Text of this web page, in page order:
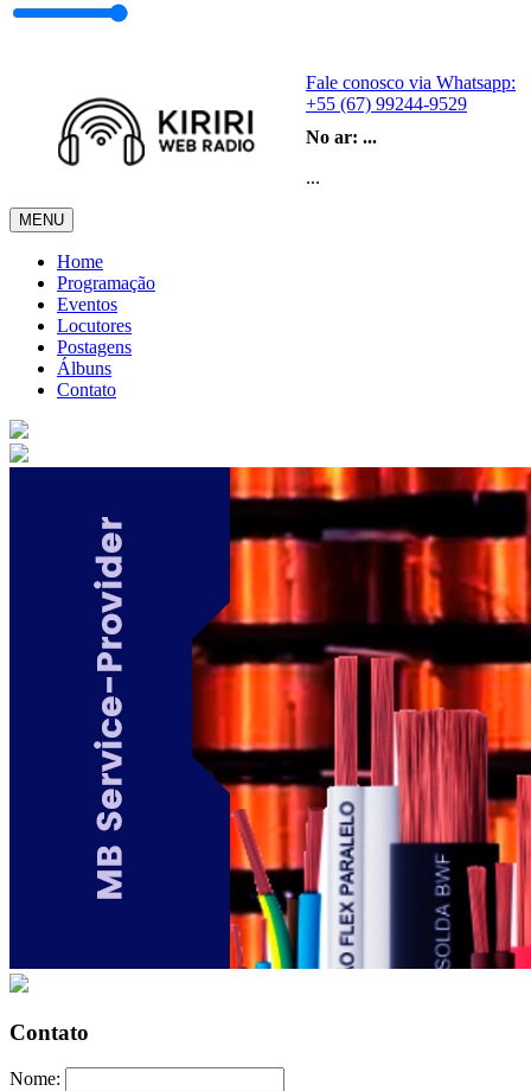
Fale conosco via Whatsapp:
+55 (67) 99244-9529
No ar: ...
...
MENU
Home
Programação
Eventos
Locutores
Postagens
Álbuns
Contato
Contato
Nome: